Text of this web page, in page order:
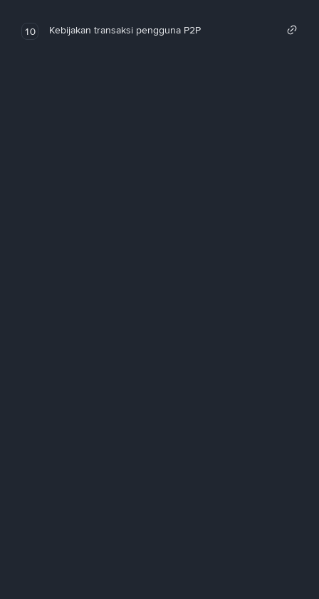
10 Kebijakan transaksi pengguna P2P